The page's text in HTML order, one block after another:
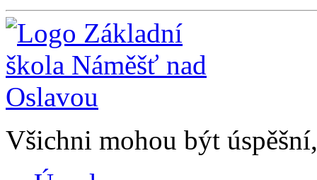
Všichni mohou být